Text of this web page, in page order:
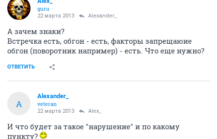
guru
22 марта 2013 Alexander_
А зачем знаки?
Встречка есть, обгон - есть, факторы запрещаюие
обгон (поворотник например) - есть. Что еще нужно?
ОТВЕТИТЬ
A
Alexander_
veteran
22 марта 2013 Alex_
И что будет за такое "нарушение" и по какому
пункту?